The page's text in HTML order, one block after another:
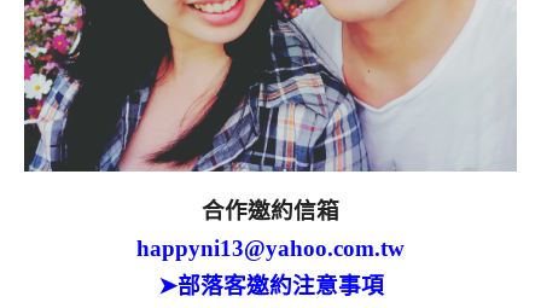
合作邀約信箱
happyni13@yahoo.com.tw
➤部落客邀約注意事項